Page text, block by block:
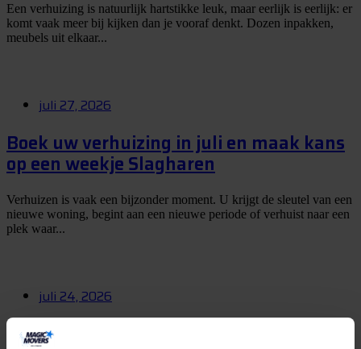
Een verhuizing is natuurlijk hartstikke leuk, maar eerlijk is eerlijk: er
komt vaak meer bij kijken dan je vooraf denkt. Dozen inpakken,
meubels uit elkaar...
juli 27, 2026
Boek uw verhuizing in juli en maak kans
op een weekje Slagharen
Verhuizen is vaak een bijzonder moment. U krijgt de sleutel van een
nieuwe woning, begint aan een nieuwe periode of verhuist naar een
plek waar...
juli 24, 2026
Gaat u deze zomer verhuizen? Kies dan